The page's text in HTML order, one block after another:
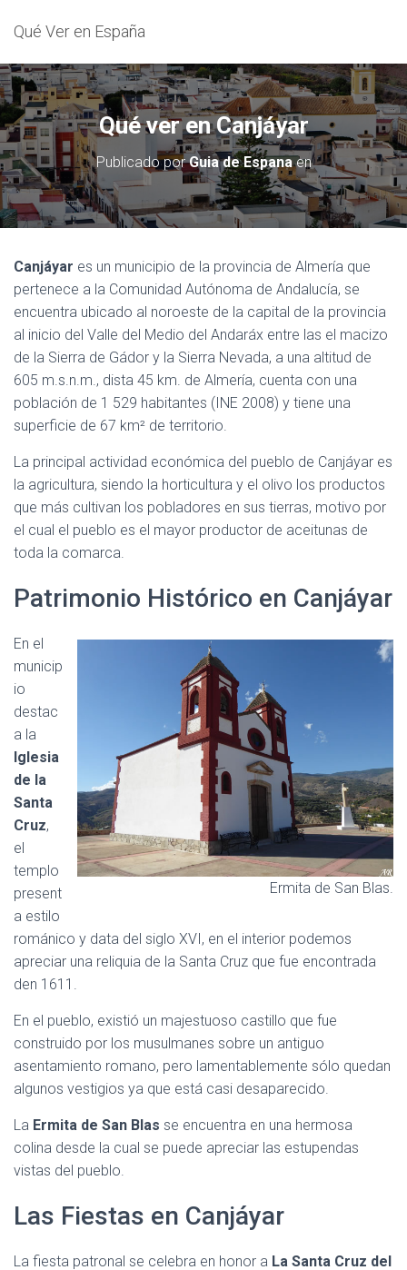
Qué Ver en España
Qué ver en Canjáyar
Publicado porGuia de Espanaen
Canjáyar es un municipio de la provincia de Almería que
pertenece a la Comunidad Autónoma de Andalucía, se
encuentra ubicado al noroeste de la capital de la provincia
al inicio del Valle del Medio del Andaráx entre las el macizo
de la Sierra de Gádor y la Sierra Nevada, a una altitud de
605 m.s.n.m., dista 45 km. de Almería, cuenta con una
población de 1 529 habitantes (INE 2008) y tiene una
superficie de 67 km² de territorio.
La principal actividad económica del pueblo de Canjáyar es
la agricultura, siendo la horticultura y el olivo los productos
que más cultivan los pobladores en sus tierras, motivo por
el cual el pueblo es el mayor productor de aceitunas de
toda la comarca.
Patrimonio Histórico en Canjáyar
Ermita de San Blas.
En el
municip
io
destac
a la
Iglesia
de la
Santa
Cruz,
el
templo
present
a estilo
románico y data del siglo XVI, en el interior podemos
apreciar una reliquia de la Santa Cruz que fue encontrada
den 1611.
En el pueblo, existió un majestuoso castillo que fue
construido por los musulmanes sobre un antiguo
asentamiento romano, pero lamentablemente sólo quedan
algunos vestigios ya que está casi desaparecido.
La Ermita de San Blas se encuentra en una hermosa
colina desde la cual se puede apreciar las estupendas
vistas del pueblo.
Las Fiestas en Canjáyar
La fiesta patronal se celebra en honor a La Santa Cruz del